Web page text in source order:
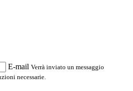
E-mail Verrà inviato un messaggio
necessarie.